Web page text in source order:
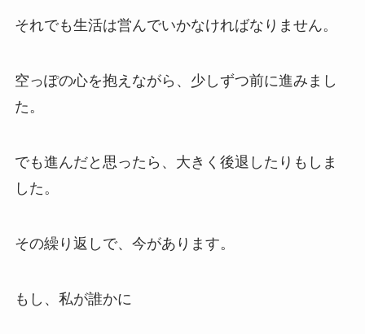
それでも生活は営んでいかなければなりません。
空っぽの心を抱えながら、少しずつ前に進みまし
た。
でも進んだと思ったら、大きく後退したりもしま
した。
その繰り返しで、今があります。
もし、私が誰かに